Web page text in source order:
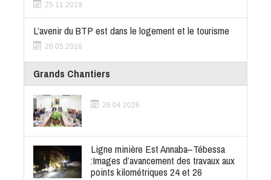
25 11 2019
L’avenir du BTP est dans le logement et le tourisme
26 05 2016
Grands Chantiers
26 04 2026
Ligne minière Est Annaba–Tébessa
:Images d’avancement des travaux aux
points kilométriques 24 et 26